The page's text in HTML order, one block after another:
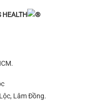
HEALTH
Lâm Đồng.